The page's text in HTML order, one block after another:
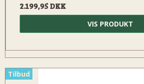
2.199,95 DKK
VIS PRODUKT
Tilbud